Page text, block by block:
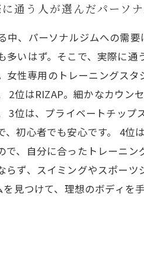
通う人が選んだパーソ
中、パーソナルジムへの需
多いはず。そこで、実際に
女性専用のトレーニングス
2位はRIZAP。細かなカウ
3位は、プライベートチッ
、初心者でも安心です。 4
で、自分に合ったトレーニ
らず、スイミングやスポー
見つけて、理想のボディを